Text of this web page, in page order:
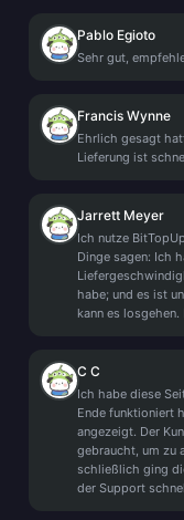
Pablo Egioto
Sehr gut,
Francis Wynne
Ehrlich gesagt
Lieferung ist
Jarrett Meyer
Ich nutze
Dinge sagen: Ich
habe; und es ist
kann es
C C
Ich habe diese
Ende funktioniert
angezeigt. Der
gebraucht, um zu
schließlich ging
der Support